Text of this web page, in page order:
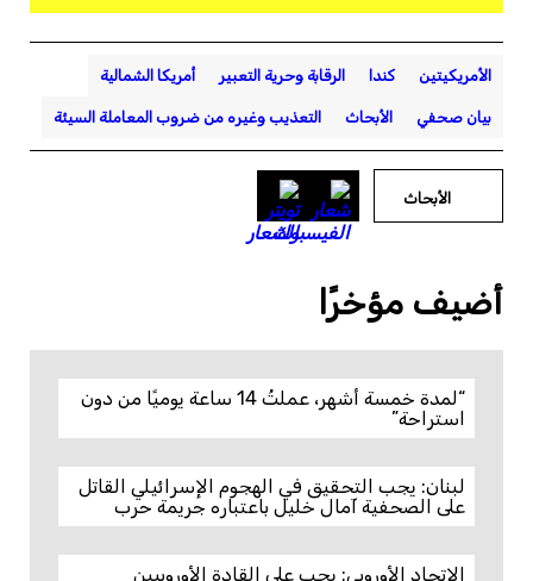
الأمريكيتين كندا الرقابة وحرية التعبير أمريكا الشمالية
بيان صحفي الأبحاث التعذيب وغيره من ضروب المعاملة السيئة
الأبحاث
أضيف مؤخرًا
“لمدة خمسة أشهر، عملتُ 14 ساعة يوميًا من دون
استراحة”
لبنان: يجب التحقيق في الهجوم الإسرائيلي القاتل
على الصحفية آمال خليل باعتباره جريمة حرب
الاتحاد الأوروبي: يجب على القادة الأوروبيين